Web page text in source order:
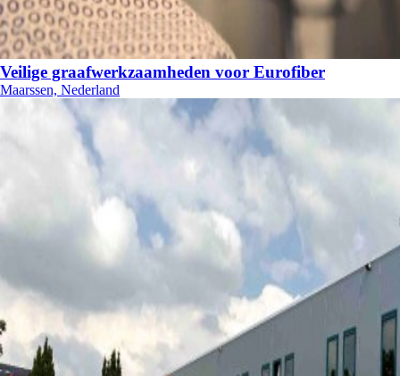
Veilige graafwerkzaamheden voor Eurofiber
Maarssen, Nederland